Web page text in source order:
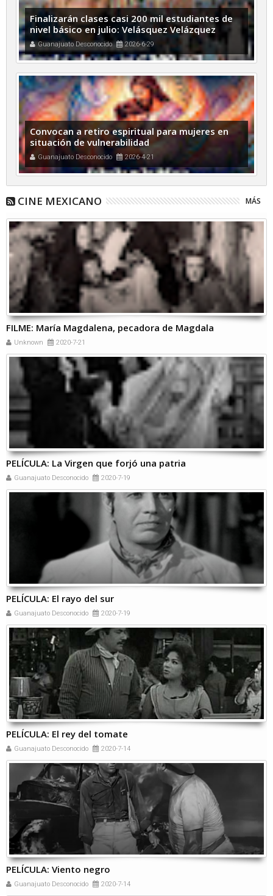
Finalizarán clases casi 200 mil estudiantes de
nivel básico en julio: Velásquez Velázquez
Guanajuato Desconocido 2026-6-29
Convocan a retiro espiritual para mujeres en
situación de vulnerabilidad
Guanajuato Desconocido 2026-4-21
CINE MEXICANO MÁS
FILME: María Magdalena, pecadora de Magdala
Unknown 2020-7-21
PELÍCULA: La Virgen que forjó una patria
Guanajuato Desconocido 2020-7-19
PELÍCULA: El rayo del sur
Guanajuato Desconocido 2020-7-19
PELÍCULA: El rey del tomate
Guanajuato Desconocido 2020-7-14
PELÍCULA: Viento negro
Guanajuato Desconocido 2020-7-14